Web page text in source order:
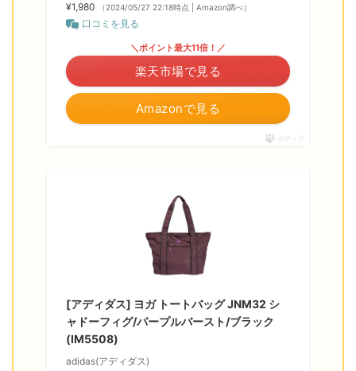
¥1,980
（2024/05/27 22:18時点 | Amazon調べ）
口コミを見る
Amazonで見る
＼ポイント最大11倍！／
楽天市場で見る
ポチップ
[アディダス] ヨガ トートバッグ JNM32 シ
ャドーフィグ/パープルバースト/ブラック
(IM5508)
adidas(アディダス)